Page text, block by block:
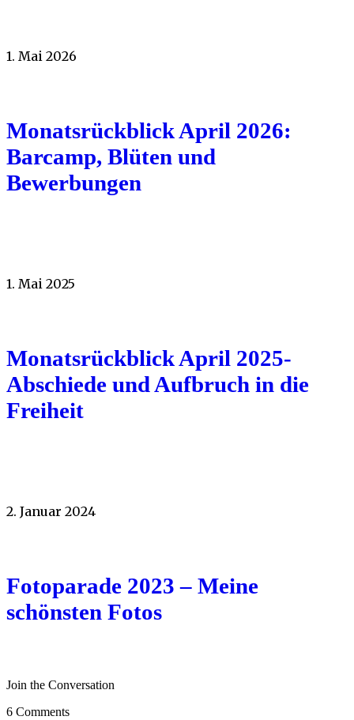
1. Mai 2026
Monatsrückblick April 2026:
Barcamp, Blüten und
Bewerbungen
1. Mai 2025
Monatsrückblick April 2025-
Abschiede und Aufbruch in die
Freiheit
2. Januar 2024
Fotoparade 2023 – Meine
schönsten Fotos
Join the Conversation
6 Comments